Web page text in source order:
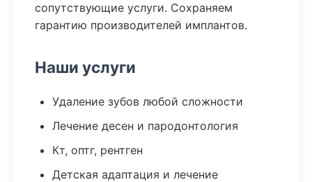
сопутствующие услуги. Сохраняем
гарантию производителей имплантов.
Наши услуги
Удаление зубов любой сложности
Лечение десен и пародонтология
Кт, оптг, рентген
Детская адаптация и лечение